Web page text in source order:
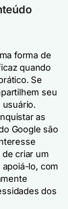
forma de
quando
Se
seu
as
Google são
criar um
lo, com
dos